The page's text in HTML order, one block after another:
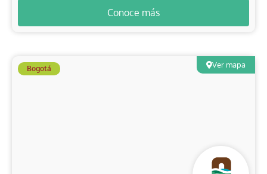
Conoce más
Ver mapa
Bogotá